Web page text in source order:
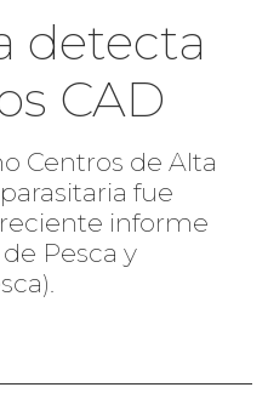
detecta
CAD
Centros de Alta
fue
informe
Pesca y